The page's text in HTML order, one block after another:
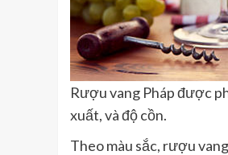
Rượu vang Pháp được
xuất, và độ cồn.
Theo màu sắc, rượu